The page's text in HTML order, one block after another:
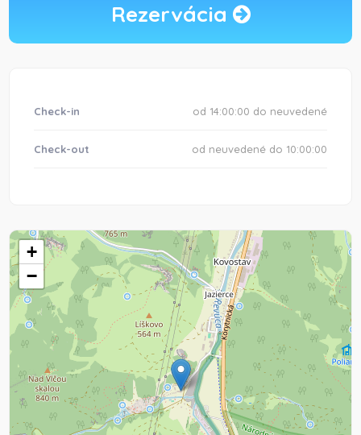
Rezervácia
Check-in od 14:00:00 do neuvedené
Check-out od neuvedené do 10:00:00
+
−